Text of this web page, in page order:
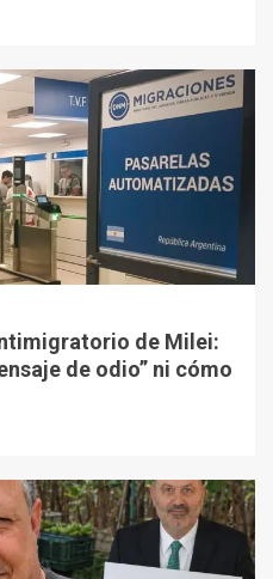
de Milei:
de odio” ni cómo